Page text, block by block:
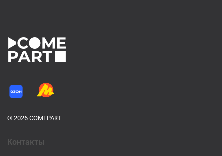
© 2026 COMEPART
Контакты